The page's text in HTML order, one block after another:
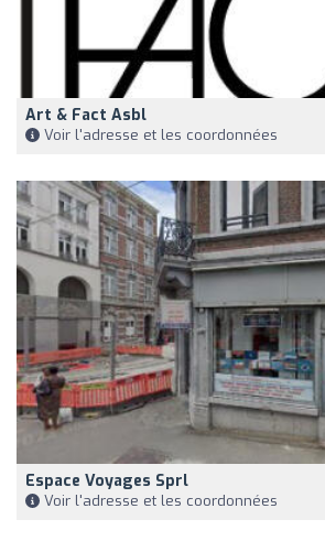
Art & Fact Asbl
Voir l'adresse et les coordonnées
Espace Voyages Sprl
Voir l'adresse et les coordonnées